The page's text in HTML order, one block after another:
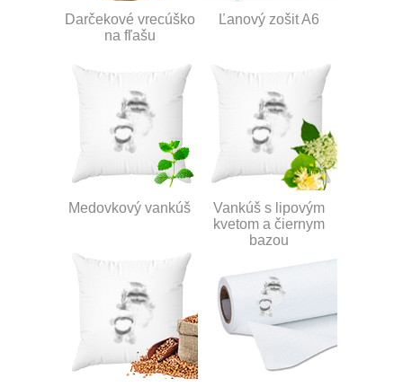
Darčekové vrecúško
na fľašu
Ľanový zošit A6
Medovkový vankúš
Vankúš s lipovým
kvetom a čiernym
bazou